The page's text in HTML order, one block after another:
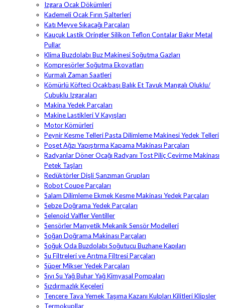
Izgara Ocak Dökümleri
Kademeli Ocak Fırın Şalterleri
Katı Meyve Sıkacağı Parçaları
Kauçuk Lastik Oringler Silikon Teflon Contalar Bakır Metal
Pullar
Klima Buzdolabı Buz Makinesi Soğutma Gazları
Kompresörler Soğutma Ekovatları
Kurmalı Zaman Saatleri
Kömürlü Köfteci Ocakbaşı Balık Et Tavuk Mangalı Oluklu/
Çubuklu Izgaraları
Makina Yedek Parçaları
Makine Lastikleri V Kayışları
Motor Kömürleri
Peynir Kesme Telleri Pasta Dilimleme Makinesi Yedek Telleri
Poşet Ağzı Yapıştırma Kapama Makinası Parçaları
Radyanlar Döner Ocağı Radyanı Tost Piliç Çevirme Makinası
Petek Taşları
Redüktörler Dişli Şanzıman Grupları
Robot Coupe Parçaları
Salam Dilimleme Ekmek Kesme Makinası Yedek Parçaları
Sebze Doğrama Yedek Parçaları
Selenoid Valfler Ventiller
Sensörler Manyetik Mekanik Sensör Modelleri
Soğan Doğrama Makinası Parçaları
Soğuk Oda Buzdolabı Soğutucu Buzhane Kapıları
Su Filtreleri ve Arıtma Filtresi Parçaları
Süper Mikser Yedek Parçaları
Sıvı Su Yağ Buhar Yağ Kimyasal Pompaları
Sızdırmazlık Keçeleri
Tencere Tava Yemek Taşıma Kazanı Kulpları Kilitleri Klipsler
Termokupllar